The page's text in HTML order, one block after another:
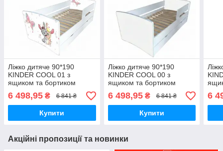
Ліжко дитяче 90*190
KINDER COOL 01 з
ящиком та бортиком
6 498,95 ₴ 6 841 ₴
Купити
Ліжко дитяче 90*190
KINDER COOL 00 з
ящиком та бортиком
6 498,95₴ 6 841 ₴
Купити
6
Акційні пропозиції та новинки